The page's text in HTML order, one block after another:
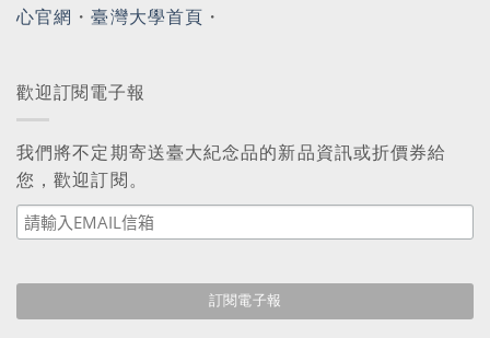
心官網 ・臺灣大學首頁 ・
歡迎訂閱電子報
我們將不定期寄送臺大紀念品的新品資訊或折價券給
您，歡迎訂閱。